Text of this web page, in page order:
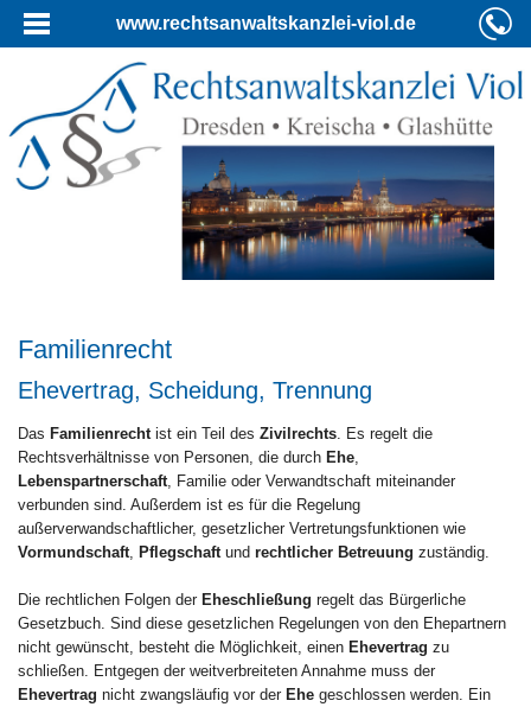
www.rechtsanwaltskanzlei-viol.de
Familienrecht
Ehevertrag, Scheidung, Trennung
Das Familienrecht ist ein Teil des Zivilrechts . Es regelt die
Rechtsverhältnisse von Personen, die durch Ehe
Lebenspartnerschaft , Familie oder Verwandtschaft miteinander
verbunden sind. Außerdem ist es für die Regelung
außerverwandschaftlicher, gesetzlicher Vertretungsfunktionen wie
Vormundschaft Pflegschaft und rechtlicher Betreuung zuständig.
Die rechtlichen Folgen der Eheschließung regelt das Bürgerliche
Gesetzbuch. Sind diese gesetzlichen Regelungen von den Ehepartnern
nicht gewünscht, besteht die Möglichkeit, einen Ehevertrag zu
schließen. Entgegen der weitverbreiteten Annahme muss der
Ehevertrag nicht zwangsläufig vor der Ehe geschlossen werden. Ein